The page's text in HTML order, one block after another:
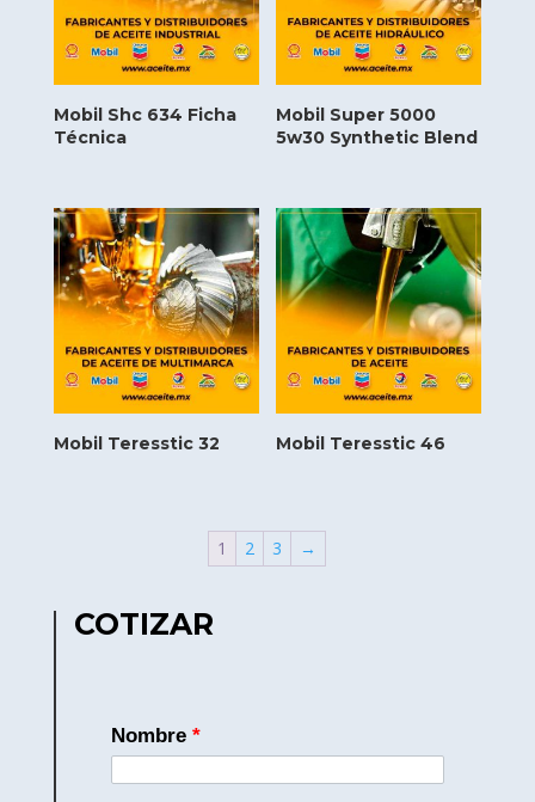
Mobil Shc 634 Ficha
Técnica
Mobil Super 5000
5w30 Synthetic Blend
Mobil Teresstic 32 Mobil Teresstic 46
1 2 3 →
COTIZAR
Nombre *